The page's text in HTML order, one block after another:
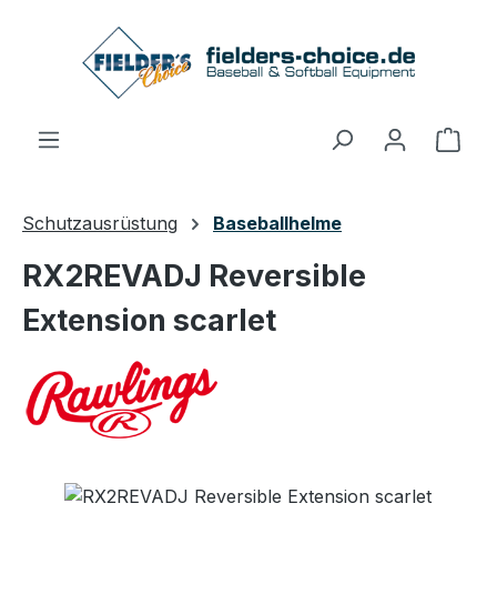
Zum Hauptinhalt springen
Schutzausrüstung Baseballhelme
RX2REVADJ Reversible
Extension scarlet
Bildergalerie überspringen